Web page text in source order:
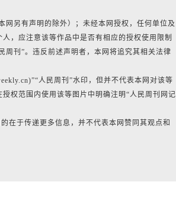
网另有声明的除外）；未经本网授权，任何单位及
，应注意该等作品中是否有相应的授权使用限制
周刊”。违反前述声明者，本网将追究其相关法律
人民周刊”水印，但并不代表本网对该等
权范围内使用该等图片中明确注明“人民周刊网记
在于传递更多信息，并不代表本网赞同其观点和